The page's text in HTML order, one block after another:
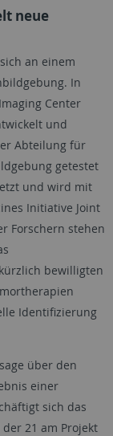
neue
an einem
In
Center
und
Abteilung für
getestet
und wird mit
Initiative Joint
Forschern stehen
bewilligten
Identifizierung
über den
einer
sich das
der 21 am Projekt